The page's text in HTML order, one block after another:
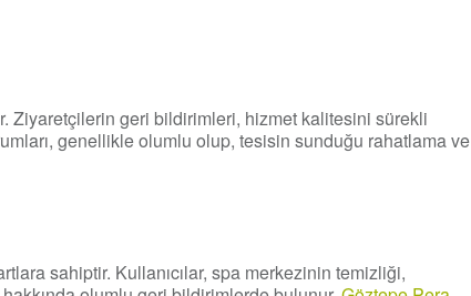
Ziyaretçilerin geri bildirimleri, hizmet kalitesini sürekli
genellikle olumlu olup, tesisin sunduğu rahatlama ve
sahiptir. Kullanıcılar, spa merkezinin temizliği,